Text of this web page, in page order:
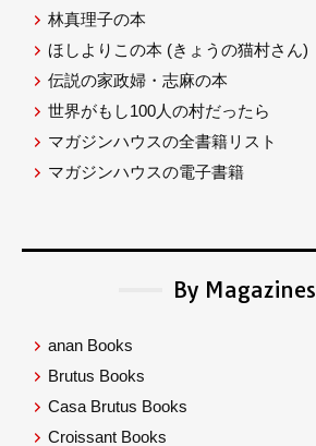
林真理子の本
ほしよりこの本 (きょうの猫村さん)
伝説の家政婦・志麻の本
世界がもし100人の村だったら
マガジンハウスの全書籍リスト
マガジンハウスの電子書籍
By Magazines
anan Books
Brutus Books
Casa Brutus Books
Croissant Books